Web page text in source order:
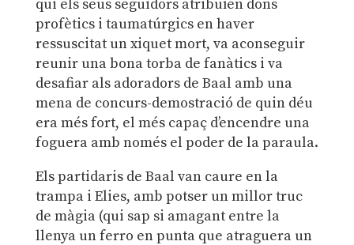
qui els seus seguidors atribuïen dons
profètics i taumatúrgics en haver
ressuscitat un xiquet mort, va aconseguir
reunir una bona torba de fanàtics i va
desafiar als adoradors de Baal amb una
mena de concurs-demostració de quin déu
era més fort, el més capaç d’encendre una
foguera amb només el poder de la paraula.
Els partidaris de Baal van caure en la
trampa i Elies, amb potser un millor truc
de màgia (qui sap si amagant entre la
llenya un ferro en punta que atraguera un